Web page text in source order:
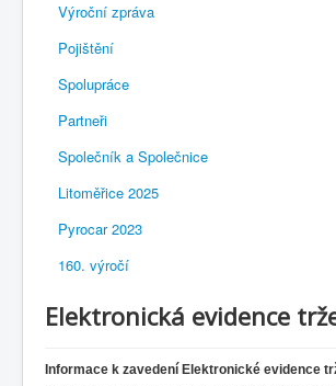
Výroční zpráva
Pojištění
Spolupráce
Partneři
Společník a Společnice
Litoměřice 2025
Pyrocar 2023
160. výročí
Elektronická evidence
Informace k zavedení Elektronické evidence